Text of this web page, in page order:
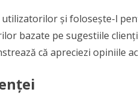
utilizatorilor și folosește-l
bazate pe sugestiile
că apreciezi opiniile